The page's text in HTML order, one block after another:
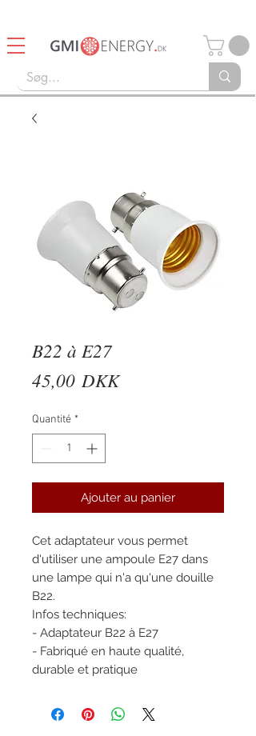
B22 à E27
45,00 DKKPrix
Quantité *
Ajouter au panier
Cet adaptateur vous permet
d'utiliser une ampoule E27 dans
une lampe qui n'a qu'une douille
B22.
Infos techniques:
- Adaptateur B22 à E27
- Fabriqué en haute qualité,
durable et pratique